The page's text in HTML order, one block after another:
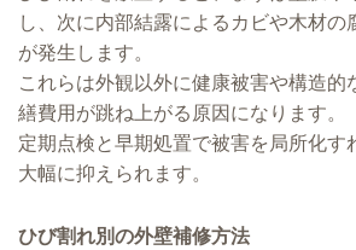
し、次に内部結露によるカビや木材の
が発生します。
これらは外観以外に健康被害や構造的
繕費用が跳ね上がる原因になります。
定期点検と早期処置で被害を局所化す
大幅に抑えられます。
ひび割れ別の外壁補修方法